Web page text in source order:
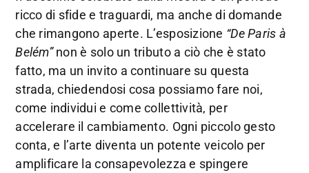
ricco di sfide e traguardi, ma anche di domande
che rimangono aperte. L’esposizione “De Paris à
Belém”non è solo un tributo a ciò che è stato
fatto, ma un invito a continuare su questa
strada, chiedendosi cosa possiamo fare noi,
come individui e come collettività, per
accelerare il cambiamento. Ogni piccolo gesto
conta, e l’arte diventa un potente veicolo per
amplificare la consapevolezza e spingere